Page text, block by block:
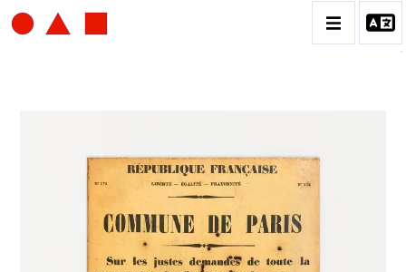
SERGE III OLDENBOURG
BIOGRAPHIE
CATALOGUE DES OEUVRES